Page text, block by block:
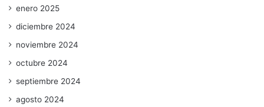
enero 2025
diciembre 2024
noviembre 2024
octubre 2024
septiembre 2024
agosto 2024